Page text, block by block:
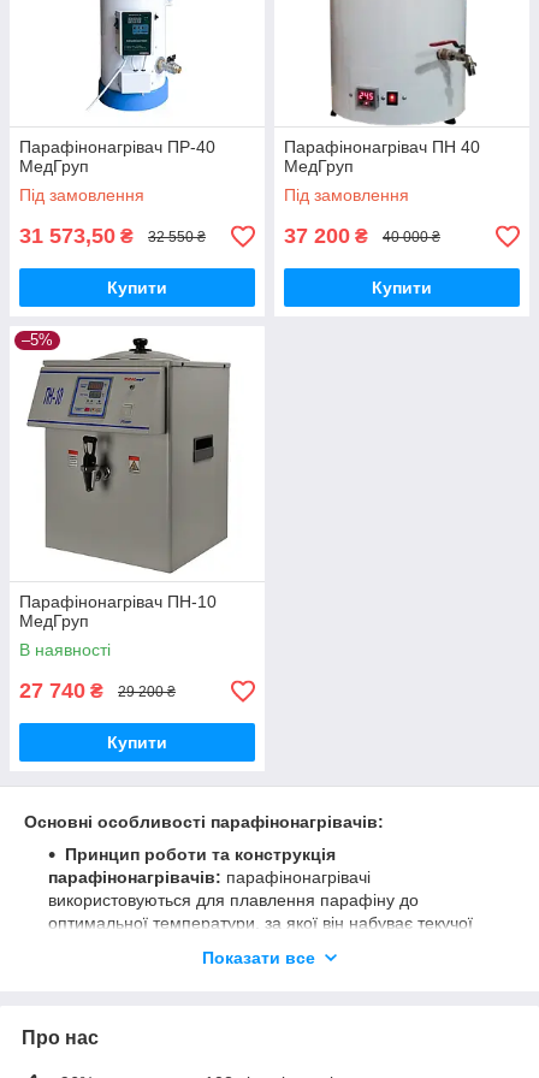
Парафінонагрівач ПР-40
МедГруп
Під замовлення
31 573,50 ₴ 32 550 ₴
Купити
Парафінонагрівач ПН 40
МедГруп
Під замовлення
37 200 ₴ 40 000 ₴
Купити
–5%
Парафінонагрівач ПН-10
МедГруп
В наявності
27 740 ₴ 29 200 ₴
Купити
Основні особливості парафінонагрівачів:
Принцип роботи та конструкція
парафінонагрівачів: парафінонагрівачі
використовуються для плавлення парафіну до
оптимальної температури, за якої він набуває текучої
температура підтримується на рівні, комфортному для
датчиками, які підтримують стабільну температуру і
Показати все
Про нас